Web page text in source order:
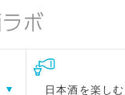
日本酒を楽しむ